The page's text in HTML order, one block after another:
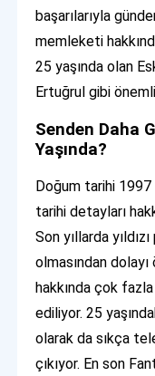
başarılarıyla
memleketi
25 yaşında olan
Ertuğrul gibi
Senden Daha
Yaşında?
Doğum tarihi
tarihi detayları
Son yıllarda
olmasından
hakkında çok
ediliyor. 25
olarak da sıkça
çıkıyor. En son